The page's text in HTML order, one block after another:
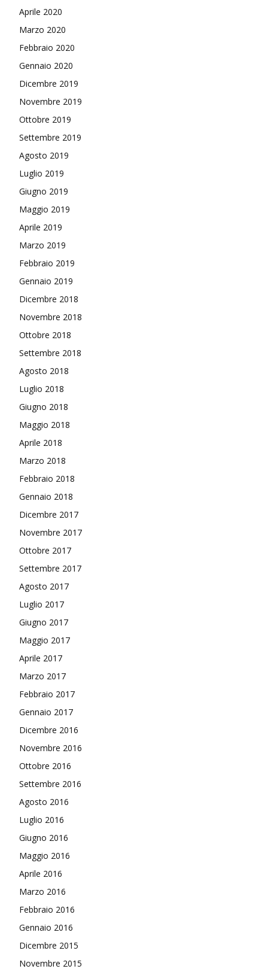
Aprile 2020
Marzo 2020
Febbraio 2020
Gennaio 2020
Dicembre 2019
Novembre 2019
Ottobre 2019
Settembre 2019
Agosto 2019
Luglio 2019
Giugno 2019
Maggio 2019
Aprile 2019
Marzo 2019
Febbraio 2019
Gennaio 2019
Dicembre 2018
Novembre 2018
Ottobre 2018
Settembre 2018
Agosto 2018
Luglio 2018
Giugno 2018
Maggio 2018
Aprile 2018
Marzo 2018
Febbraio 2018
Gennaio 2018
Dicembre 2017
Novembre 2017
Ottobre 2017
Settembre 2017
Agosto 2017
Luglio 2017
Giugno 2017
Maggio 2017
Aprile 2017
Marzo 2017
Febbraio 2017
Gennaio 2017
Dicembre 2016
Novembre 2016
Ottobre 2016
Settembre 2016
Agosto 2016
Luglio 2016
Giugno 2016
Maggio 2016
Aprile 2016
Marzo 2016
Febbraio 2016
Gennaio 2016
Dicembre 2015
Novembre 2015